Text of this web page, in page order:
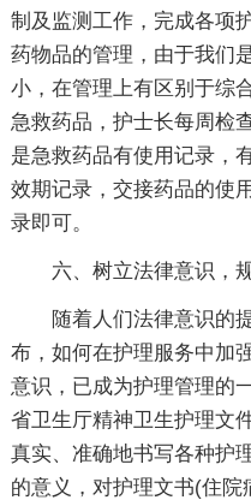
制及监测工作，完成各项
药物品的管理，由于我们
小，在管理上有区别于综
急救药品，护士长每周检
是急救药品有使用记录，
效期记录，交接药品的使
录即可。
六、树立法律意识，
随着人们法律意识的
布，如何在护理服务中加
意识，已成为护理管理的
省卫生厅精神卫生护理文
真实、准确地书写各种护
的意义，对护理文书(住